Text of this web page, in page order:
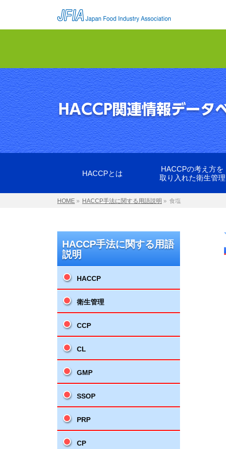
HACCPとは
HACCPの考え方を
取り入れた衛生管理
HOME » HACCP手法に関する用語説明 » 食塩
HACCP手法に関する用語
説明
HACCP
衛生管理
CCP
CL
GMP
SSOP
PRP
CP